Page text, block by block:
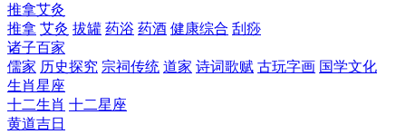
推拿艾灸
推拿 艾灸 拔罐 药浴 药酒 健康综合 刮痧
诸子百家
儒家 历史探究 宗祠传统 道家 诗词歌赋 古玩字画 国学文化
生肖星座
十二生肖 十二星座
黄道吉日